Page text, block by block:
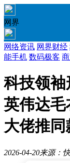
网界
网络资讯 网界财经
能手机 数码极客
科技领袖
英伟达毛
大佬推
2026-04-20来源：